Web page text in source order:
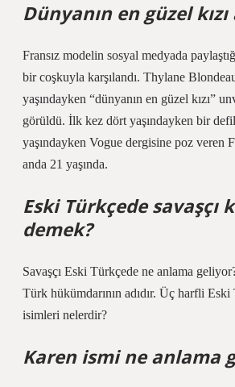
Dünyanın en güzel
Fransız modelin sosyal medyada
bir coşkuyla karşılandı. Thylane
yaşındayken “dünyanın en güzel kızı”
görüldü. İlk kez dört yaşındayken bir
yaşındayken Vogue dergisine poz veren
anda 21 yaşında.
Eski Türkçede savaşçı
demek?
Savaşçı Eski Türkçede ne anlama
Türk hükümdarının adıdır. Üç harfli
isimleri nelerdir?
Karen ismi ne anlama